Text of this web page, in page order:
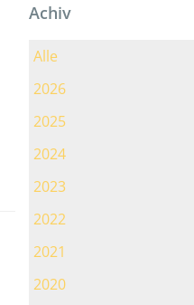
Achiv
Alle
2026
2025
2024
2023
2022
2021
2020